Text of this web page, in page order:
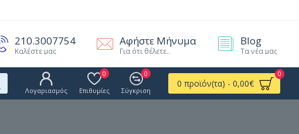
210.3007754
Καλέστε μας
Αφήστε Μήνυμα
Για ότι θέλετε..
Blog
Τα νέα μας
Λογαριασμός Επιθυμίες
0
Σύγκριση
0
0 προϊόν(τα) - 0,00€
0